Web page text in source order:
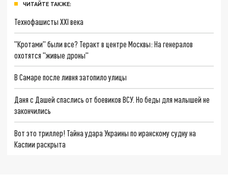
ЧИТАЙТЕ ТАКЖЕ:
Технофашисты XXI века
"Кротами" были все? Теракт в центре Москвы: На генералов
охотятся "живые дроны"
В Самаре после ливня затопило улицы
Даня с Дашей спаслись от боевиков ВСУ. Но беды для малышей не
закончились
Вот это триллер! Тайна удара Украины по иранскому судну на
Каспии раскрыта